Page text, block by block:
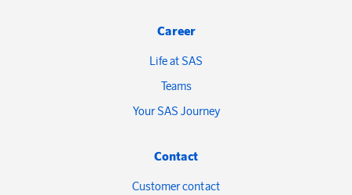
Career
Life at SAS
Teams
Your SAS Journey
Contact
Customer contact